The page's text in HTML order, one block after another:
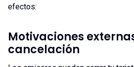
efectos:
Motivaciones
cancelación